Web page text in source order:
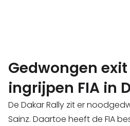
Gedwongen exit
ingrijpen FIA in
De Dakar Rally zit er
Sainz. Daartoe heeft de FIA